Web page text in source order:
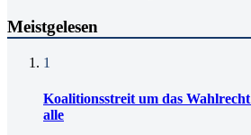
Meistgelesen
1
Koalitionsstreit um das
alle